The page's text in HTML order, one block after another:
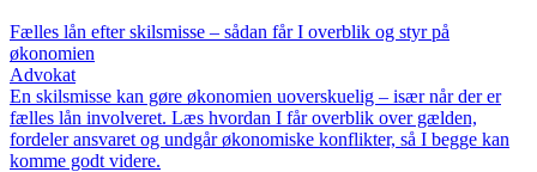
Fælles lån efter skilsmisse – sådan får I overblik og styr på
økonomien
Advokat
En skilsmisse kan gøre økonomien uoverskuelig – især når der er
fælles lån involveret. Læs hvordan I får overblik over gælden,
fordeler ansvaret og undgår økonomiske konflikter, så I begge kan
komme godt videre.